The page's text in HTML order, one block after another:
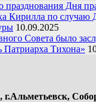
Дня
Кирилла по случаю
10.09.2025
Совета было
Тихона»
г.Альметьевск,